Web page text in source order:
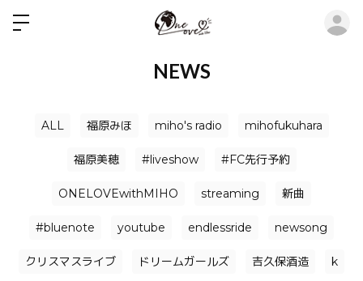
NEWS
ALL 福原みほ miho's radio mihofukuhara
福原美穂 #liveshow #FC先行予約
ONELOVEwithMIHO streaming 新曲
#bluenote youtube endlessride newsong
クリスマスライブ ドリームガールズ 吉久保酒造 k